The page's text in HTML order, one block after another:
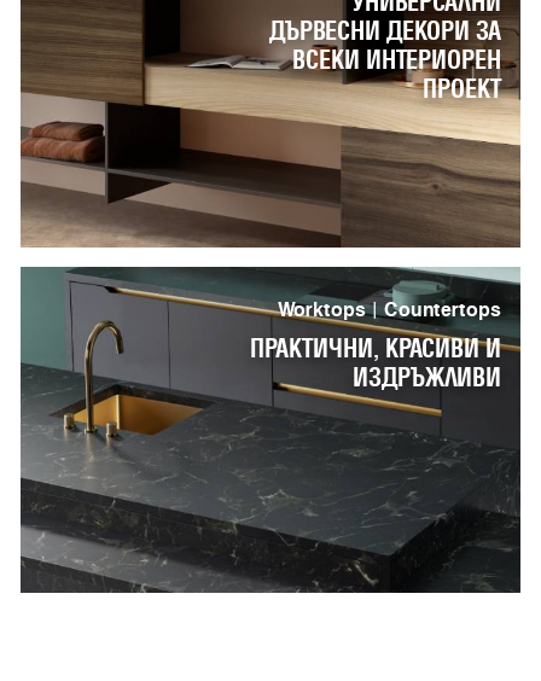
ДЪРВЕСНИ ДЕКОРИ ЗА
ВСЕКИ ИНТЕРИОРЕН
ПРОЕКТ
Worktops | Countertops
ПРАКТИЧНИ, КРАСИВИ И
ИЗДРЪЖЛИВИ